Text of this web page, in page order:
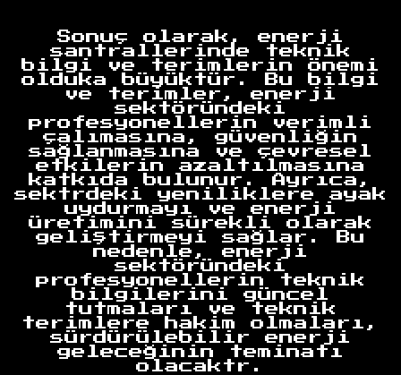
Sonuç olarak, enerji
santrallerinde teknik
bilgi ve terimlerin önemi
olduka büyüktür. Bu bilgi
ve terimler, enerji
sektöründeki
profesyonellerin verimli
çalımasına, güvenliğin
sağlanmasına ve çevresel
etkilerin azaltılmasına
katkıda bulunur. Ayrıca,
sektrdeki yeniliklere ayak
uydurmayı ve enerji
üretimini sürekli olarak
geliştirmeyi sağlar. Bu
nedenle, enerji
sektöründeki
profesyonellerin teknik
bilgilerini güncel
tutmaları ve teknik
terimlere hakim olmaları,
sürdürülebilir enerji
geleceğinin teminatı
olacaktr.
Anasayfa